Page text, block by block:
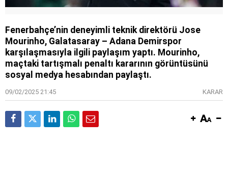
Fenerbahçe’nin deneyimli teknik direktörü Jose
Mourinho, Galatasaray – Adana Demirspor
karşılaşmasıyla ilgili paylaşım yaptı. Mourinho,
maçtaki tartışmalı penaltı kararının görüntüsünü
sosyal medya hesabından paylaştı.
09/02/2025 21:45 KARAR